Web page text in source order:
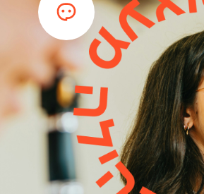
רשותי מתכנן
תהליכים חינוכיים מקצה
שילוב ניסיון רב
עם רשויות וראייה
של המרחב החינוכי.